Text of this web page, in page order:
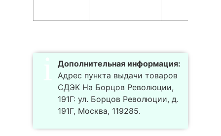
Дополнительная информация:
Адрес пункта выдачи товаров
СДЭК На Борцов Революции,
191Г: ул. Борцов Революции, д.
191Г, Москва, 119285.